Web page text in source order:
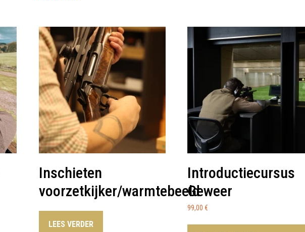
Inschieten
voorzetkijker/warmtebeeld
LEES VERDER
Introductiecursus
Geweer
99,00€